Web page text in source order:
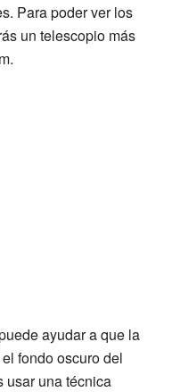
Para poder ver los
un telescopio más
ayudar a que la
fondo oscuro del
usar una técnica